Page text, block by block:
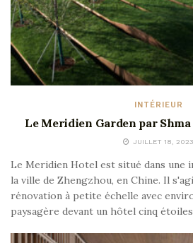
INTÉRIEUR
Le Meridien Garden par
JUILLET 18, 2023
Le Meridien Hotel est situé dans une
la ville de Zhengzhou, en Chine. Il
rénovation à petite échelle avec
paysagère devant un hôtel cinq